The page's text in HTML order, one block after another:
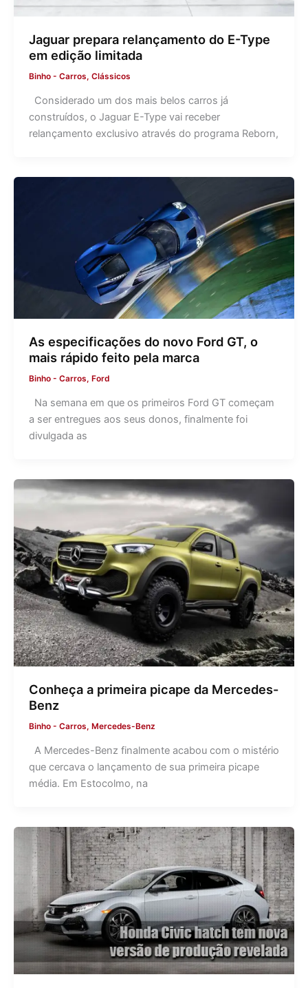
Jaguar prepara relançamento do E-Type
em edição limitada
Binho - Carros, Clássicos
Considerado um dos mais belos carros já
construídos, o Jaguar E-Type vai receber
relançamento exclusivo através do programa Reborn,
As especificações do novo Ford GT, o
mais rápido feito pela marca
Binho - Carros, Ford
Na semana em que os primeiros Ford GT começam
a ser entregues aos seus donos, finalmente foi
divulgada as
Conheça a primeira picape da Mercedes-
Benz
Binho - Carros, Mercedes-Benz
A Mercedes-Benz finalmente acabou com o mistério
que cercava o lançamento de sua primeira picape
média. Em Estocolmo, na